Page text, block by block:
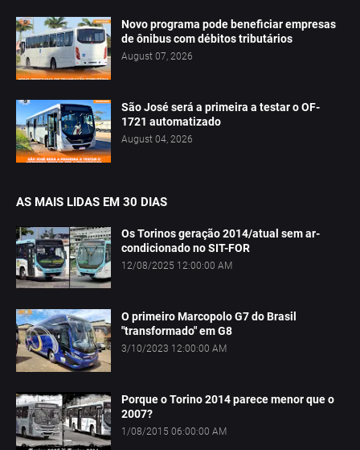
Novo programa pode beneficiar empresas
de ônibus com débitos tributários
August 07, 2026
São José será a primeira a testar o OF-
1721 automatizado
August 04, 2026
AS MAIS LIDAS EM 30 DIAS
Os Torinos geração 2014/atual sem ar-
condicionado no SIT-FOR
12/08/2025 12:00:00 AM
O primeiro Marcopolo G7 do Brasil
"transformado" em G8
3/10/2023 12:00:00 AM
Porque o Torino 2014 parece menor que o
2007?
1/08/2015 06:00:00 AM